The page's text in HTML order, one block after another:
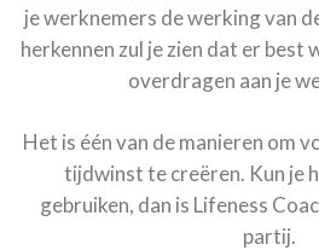
je werknemers de werking van
herkennen zul je zien dat er best
overdragen aan je
Het is één van de manieren om
tijdwinst te creëren. Kun je
gebruiken, dan is Lifeness
partij.